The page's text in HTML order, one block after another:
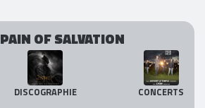
PAIN OF SALVATION
DISCOGRAPHIE CONCERTS